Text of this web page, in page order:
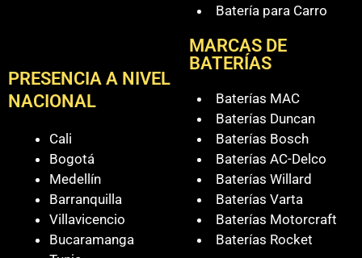
PRESENCIA A NIVEL
NACIONAL
Cali
Bogotá
Medellín
Barranquilla
Villavicencio
Bucaramanga
Batería para Carro
MARCAS DE
BATERÍAS
Baterías MAC
Baterías Duncan
Baterías Bosch
Baterías AC-Delco
Baterías Willard
Baterías Varta
Baterías Motorcraft
Baterías Rocket